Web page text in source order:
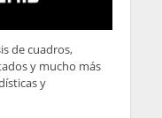
de cuadros,
y mucho más
y